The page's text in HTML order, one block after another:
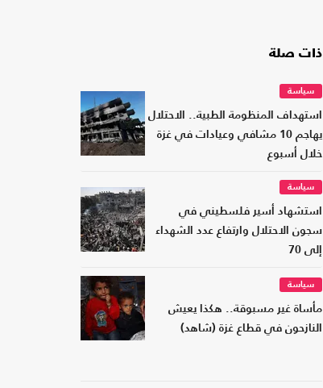
ذات صلة
سياسة
استهداف المنظومة الطبية.. الاحتلال
يهاجم 10 مشافي وعيادات في غزة
خلال أسبوع
سياسة
استشهاد أسير فلسطيني في
سجون الاحتلال وارتفاع عدد الشهداء
إلى 70
سياسة
مأساة غير مسبوقة.. هكذا يعيش
النازحون في قطاع غزة (شاهد)